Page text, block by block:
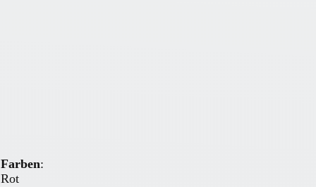
Farben:
Rot